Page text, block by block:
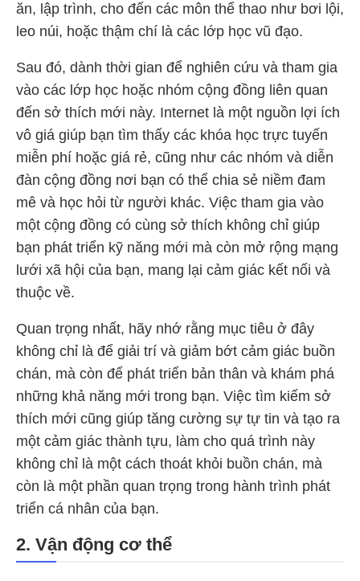
ăn, lập trình, cho đến các môn thể thao như bơi lội,
leo núi, hoặc thậm chí là các lớp học vũ đạo.
Sau đó, dành thời gian để nghiên cứu và tham gia
vào các lớp học hoặc nhóm cộng đồng liên quan
đến sở thích mới này. Internet là một nguồn lợi ích
vô giá giúp bạn tìm thấy các khóa học trực tuyến
miễn phí hoặc giá rẻ, cũng như các nhóm và diễn
đàn cộng đồng nơi bạn có thể chia sẻ niềm đam
mê và học hỏi từ người khác. Việc tham gia vào
một cộng đồng có cùng sở thích không chỉ giúp
bạn phát triển kỹ năng mới mà còn mở rộng mạng
lưới xã hội của bạn, mang lại cảm giác kết nối và
thuộc về.
Quan trọng nhất, hãy nhớ rằng mục tiêu ở đây
không chỉ là để giải trí và giảm bớt cảm giác buồn
chán, mà còn để phát triển bản thân và khám phá
những khả năng mới trong bạn. Việc tìm kiếm sở
thích mới cũng giúp tăng cường sự tự tin và tạo ra
một cảm giác thành tựu, làm cho quá trình này
không chỉ là một cách thoát khỏi buồn chán, mà
còn là một phần quan trọng trong hành trình phát
triển cá nhân của bạn.
2. Vận động cơ thể